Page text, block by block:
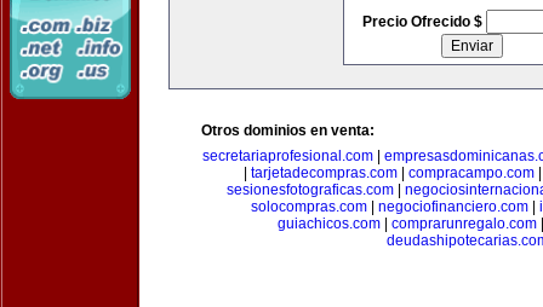
Precio Ofrecido $
Otros dominios en venta:
secretariaprofesional.com|
tarjetadecompras.com compracampo.com
sesionesfotograficas.com
solocompras.com| negociofinanciero.com|
guiachicos.com
comprarunregalo.com